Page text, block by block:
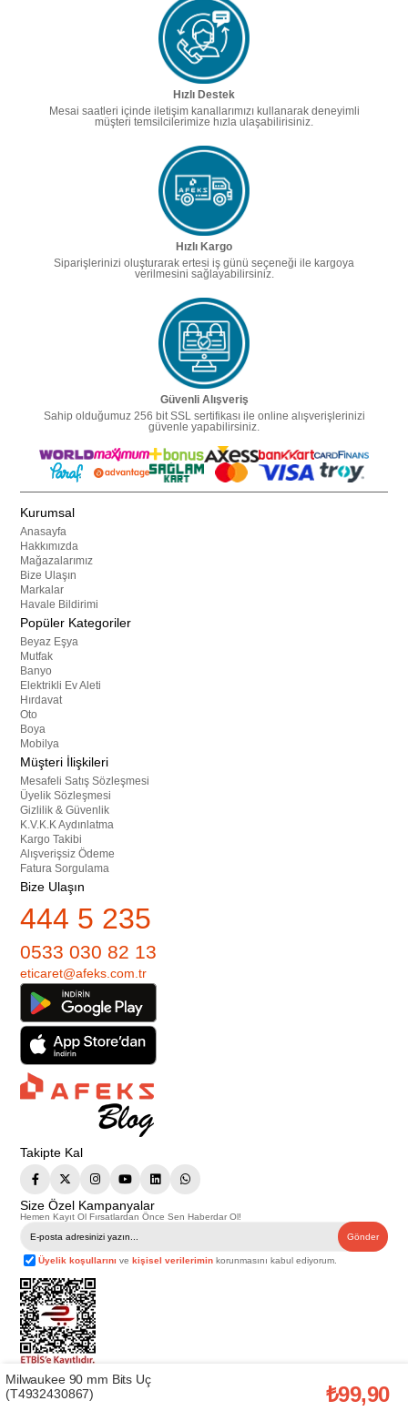
Hızlı Destek
Mesai saatleri içinde iletişim kanallarımızı kullanarak deneyimli
müşteri temsilcilerimize hızla ulaşabilirisiniz.
Hızlı Kargo
Siparişlerinizi oluşturarak ertesi iş günü seçeneği ile kargoya
verilmesini sağlayabilirsiniz.
Güvenli Alışveriş
Sahip olduğumuz 256 bit SSL sertifikası ile online alışverişlerinizi
güvenle yapabilirsiniz.
Kurumsal
Anasayfa
Hakkımızda
Mağazalarımız
Bize Ulaşın
Markalar
Havale Bildirimi
Popüler Kategoriler
Beyaz Eşya
Mutfak
Banyo
Elektrikli Ev Aleti
Hırdavat
Oto
Boya
Mobilya
Müşteri İlişkileri
Mesafeli Satış Sözleşmesi
Üyelik Sözleşmesi
Gizlilik & Güvenlik
K.V.K.K Aydınlatma
Kargo Takibi
Alışverişsiz Ödeme
Fatura Sorgulama
Bize Ulaşın
444 5 235
0533 030 82 13
eticaret@afeks.com.tr
Takipte Kal
Size Özel Kampanyalar
Hemen Kayıt Ol Fırsatlardan Önce Sen Haberdar Ol!
Gönder
Üyelik koşullarını vekişisel verilerimin korunmasını kabul ediyorum.
Telif Hakkı © 2026Afeks Yapı Market
. Tüm hakları saklıdır.
Bu web sitesindeki tüm ürünler ticari amaçlıdır. Web sitemizde yer alan
görsel ve yazılı içerikler firmamıza ait olup, firmamızın yazılı izni alınmadan
Milwaukee 90 mm Bits Uç
(T4932430867)
₺99,90